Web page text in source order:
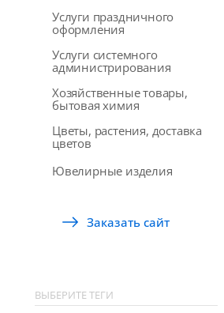
Услуги праздничного
оформления
Услуги системного
администрирования
Хозяйственные товары,
бытовая химия
Цветы, растения, доставка
цветов
Ювелирные изделия
Заказать сайт
ВЫБЕРИТЕ ТЕГИ